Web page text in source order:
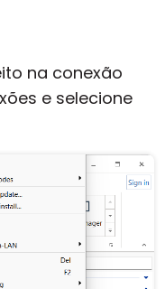
na conexão
e selecione